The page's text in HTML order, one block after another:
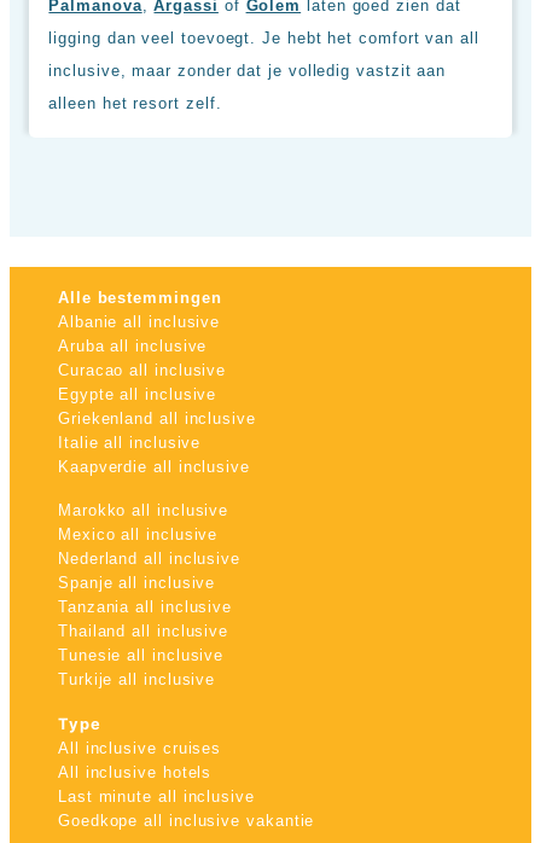
Palmanova,Argassi of Golem
laten goed zien dat
ligging dan veel toevoegt. Je hebt het comfort van all
inclusive, maar zonder dat je volledig vastzit aan
alleen het resort zelf.
Alle bestemmingen
Albanie all inclusive
Aruba all inclusive
Curacao all inclusive
Egypte all inclusive
Griekenland all inclusive
Italie all inclusive
Kaapverdie all inclusive
Marokko all inclusive
Mexico all inclusive
Nederland all inclusive
Spanje all inclusive
Tanzania all inclusive
Thailand all inclusive
Tunesie all inclusive
Turkije all inclusive
Type
All inclusive cruises
All inclusive hotels
Last minute all inclusive
Goedkope all inclusive vakantie